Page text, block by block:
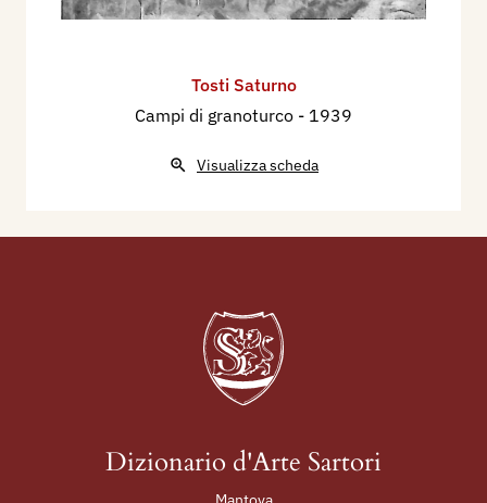
Tosti Saturno
Campi di granoturco - 1939
Visualizza scheda
Dizionario d'Arte Sartori